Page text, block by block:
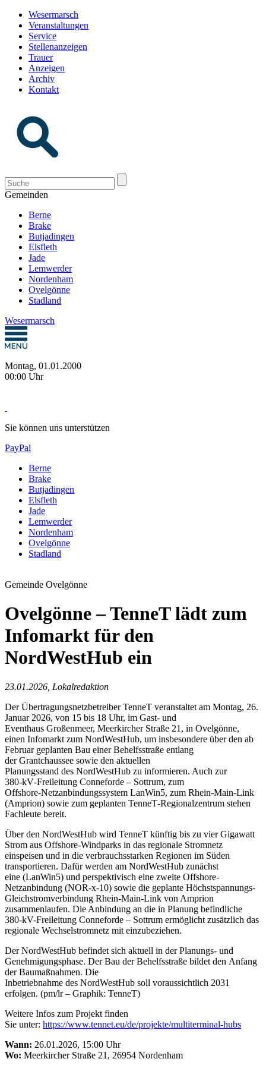
Wesermarsch
Veranstaltungen
Service
Stellenanzeigen
Trauer
Anzeigen
Archiv
Kontakt
Gemeinden
Berne
Brake
Butjadingen
Elsfleth
Jade
Lemwerder
Nordenham
Ovelgönne
Stadland
Wesermarsch
Montag, 01.01.2000
00:00 Uhr
Sie können uns unterstützen
PayPal
Berne
Brake
Butjadingen
Elsfleth
Jade
Lemwerder
Nordenham
Ovelgönne
Stadland
Gemeinde Ovelgönne
Ovelgönne – TenneT lädt zum
Infomarkt für den
NordWestHub ein
23.01.2026, Lokalredaktion
Der Übertragungsnetzbetreiber TenneT veranstaltet am Montag, 26.
Januar 2026, von 15 bis 18 Uhr, im Gast- und
Eventhaus Großenmeer, Meerkircher Straße 21, in Ovelgönne,
einen Infomarkt zum NordWestHub, um insbesondere über den ab
Februar geplanten Bau einer Behelfsstraße entlang
der Grantchaussee sowie den aktuellen
Planungsstand des NordWestHub zu informieren. Auch zur
380‑kV‑Freileitung Conneforde – Sottrum, zum
Offshore‑Netzanbindungssystem LanWin5, zum Rhein-Main-Link
(Amprion) sowie zum geplanten TenneT‑Regionalzentrum stehen
Fachleute bereit.
Über den NordWestHub wird TenneT künftig bis zu vier Gigawatt
Strom aus Offshore-Windparks in das regionale Stromnetz
einspeisen und in die verbrauchsstarken Regionen im Süden
transportieren. Dafür werden am NordWestHub zunächst
eine (LanWin5) und perspektivisch eine zweite Offshore-
Netzanbindung (NOR-x-10) sowie die geplante Höchstspannungs-
Gleichstromverbindung Rhein-Main-Link von Amprion
zusammenlaufen. Die Anbindung an die in Planung befindliche
380-kV-Freileitung Conneforde – Sottrum ermöglicht zusätzlich das
regionale Wechselstromnetz mit einzubeziehen.
Der NordWestHub befindet sich aktuell in der Planungs- und
Genehmigungsphase. Der Bau der Behelfsstraße bildet den Anfang
der Baumaßnahmen. Die
Inbetriebnahme des NordWestHub soll voraussichtlich 2031
erfolgen. (pm/lr – Graphik: TenneT)
Weitere Infos zum Projekt finden
Sie unter: https://www.tennet.eu/de/projekte/multiterminal-hubs
Wann: 26.01.2026, 15:00 Uhr
Wo: Meerkircher Straße 21, 26954 Nordenham